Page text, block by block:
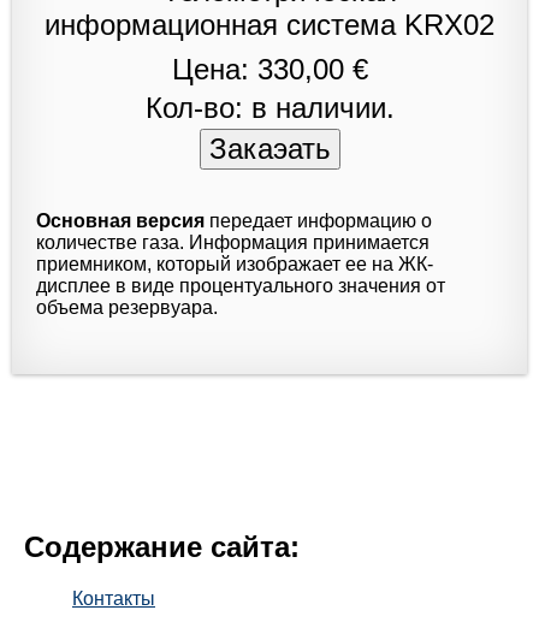
Цена: 330,00 €
Кол-во: в наличии.
Основная версия передает информацию о
количестве газа. Информация принимается
приемником, который изображает ее на ЖК-
дисплее в виде процентуального значения от
объема резервуара.
Содержание сайта:
Контакты